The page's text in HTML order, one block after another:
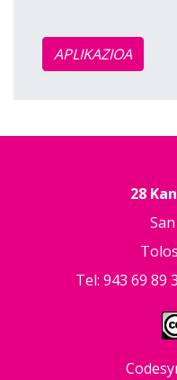
APLIKAZIOA
28
Tel: 943 69 89